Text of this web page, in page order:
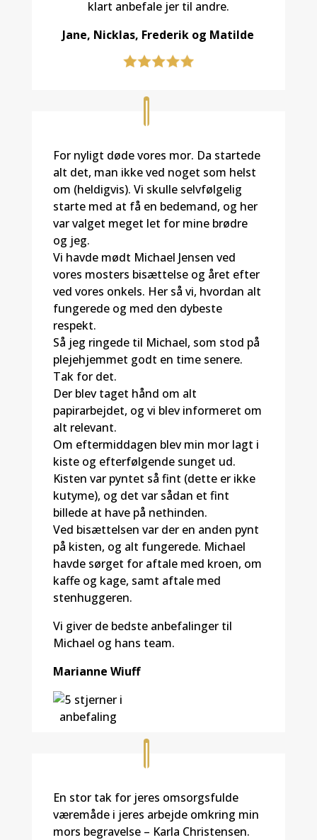
klart anbefale jer til andre.
Jane, Nicklas, Frederik og Matilde
For nyligt døde vores mor. Da startede
alt det, man ikke ved noget som helst
om (heldigvis). Vi skulle selvfølgelig
starte med at få en bedemand, og her
var valget meget let for mine brødre
og jeg.
Vi havde mødt Michael Jensen ved
vores mosters bisættelse og året efter
ved vores onkels. Her så vi, hvordan alt
fungerede og med den dybeste
respekt.
Så jeg ringede til Michael, som stod på
plejehjemmet godt en time senere.
Tak for det.
Der blev taget hånd om alt
papirarbejdet, og vi blev informeret om
alt relevant.
Om eftermiddagen blev min mor lagt i
kiste og efterfølgende sunget ud.
Kisten var pyntet så fint (dette er ikke
kutyme), og det var sådan et fint
billede at have på nethinden.
Ved bisættelsen var der en anden pynt
på kisten, og alt fungerede. Michael
havde sørget for aftale med kroen, om
kaffe og kage, samt aftale med
stenhuggeren.
Vi giver de bedste anbefalinger til
Michael og hans team.
Marianne Wiuff
En stor tak for jeres omsorgsfulde
væremåde i jeres arbejde omkring min
mors begravelse – Karla Christensen.